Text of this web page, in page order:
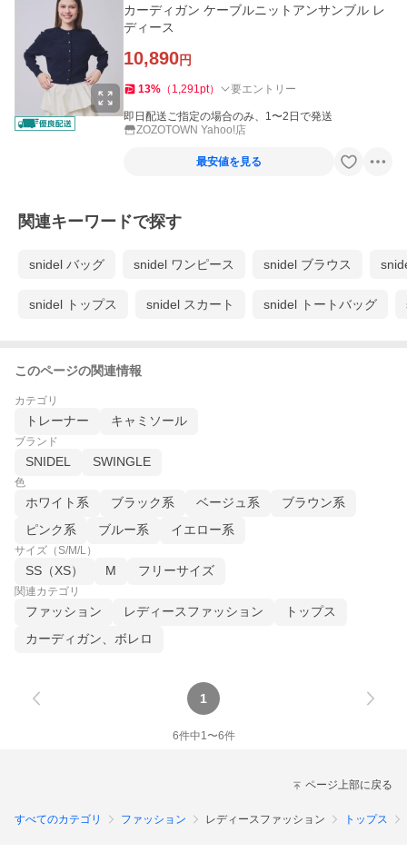
カーディガン ケーブルニットアンサンブル レ
ディース
10,890円
13% （ 1,291pt） 要エントリー
即日配送ご指定の場合のみ、1〜2日で発送
ZOZOTOWN Yahoo!店
最安値を見る
関連キーワードで探す
snidel バッグ snidel ワンピース snidel ブラウス
snidel トップス snidel スカート snidel トートバッグ
このページの関連情報
カテゴリ
トレーナー キャミソール
ブランド
SNIDEL SWINGLE
色
ホワイト系 ブラック系 ベージュ系
ブラウン系
ピンク系
ブルー系 イエロー系
サイズ（S/M/L）
SS（XS） M フリーサイズ
関連カテゴリ
ファッション レディースファッション
トップス
カーディガン、ボレロ
1
6件中1〜6件
ページ上部に戻る
すべてのカテゴリ ファッション レディースファッション トップス